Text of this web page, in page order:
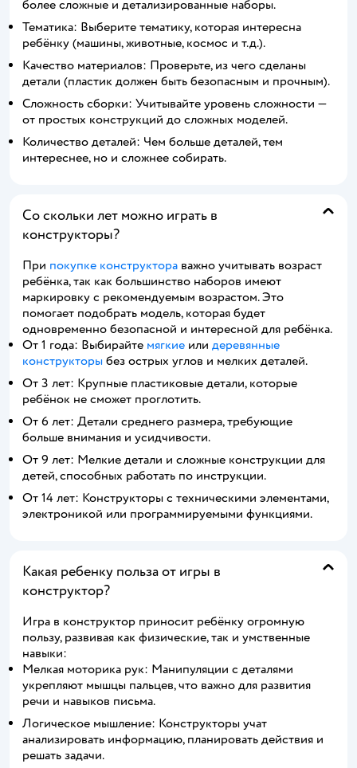
более сложные и детализированные наборы.
Тематика: Выберите тематику, которая интересна
ребёнку (машины, животные, космос и т.д.).
Качество материалов: Проверьте, из чего сделаны
детали (пластик должен быть безопасным и прочным).
Сложность сборки: Учитывайте уровень сложности —
от простых конструкций до сложных моделей.
Количество деталей: Чем больше деталей, тем
интереснее, но и сложнее собирать.
Со скольки лет можно играть в
конструкторы?
При покупке конструктора важно учитывать возраст
ребёнка, так как большинство наборов имеют
маркировку с рекомендуемым возрастом. Это
помогает подобрать модель, которая будет
одновременно безопасной и интересной для ребёнка.
От 1 года: Выбирайте мягкие или деревянные
конструкторы без острых углов и мелких деталей.
От 3 лет: Крупные пластиковые детали, которые
ребёнок не сможет проглотить.
От 6 лет: Детали среднего размера, требующие
больше внимания и усидчивости.
От 9 лет: Мелкие детали и сложные конструкции для
детей, способных работать по инструкции.
От 14 лет: Конструкторы с техническими элементами,
электроникой или программируемыми функциями.
Какая ребенку польза от игры в
конструктор?
Игра в конструктор приносит ребёнку огромную
пользу, развивая как физические, так и умственные
навыки:
Мелкая моторика рук: Манипуляции с деталями
укрепляют мышцы пальцев, что важно для развития
речи и навыков письма.
Логическое мышление: Конструкторы учат
анализировать информацию, планировать действия и
решать задачи.